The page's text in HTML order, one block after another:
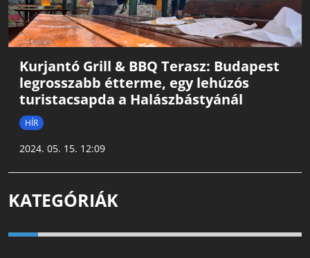
Kurjantó Grill & BBQ Terasz: Budapest
legrosszabb étterme, egy lehúzós
turistacsapda a Halászbástyánál
HÍR
2024. 05. 15. 12:09
KATEGÓRIÁK